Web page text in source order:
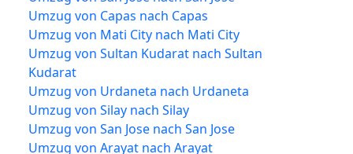
Umzug von Capas nach Capas
Umzug von Mati City nach Mati City
Umzug von Sultan Kudarat nach Sultan
Kudarat
Umzug von Urdaneta nach Urdaneta
Umzug von Silay nach Silay
Umzug von San Jose nach San Jose
Umzug von Arayat nach Arayat